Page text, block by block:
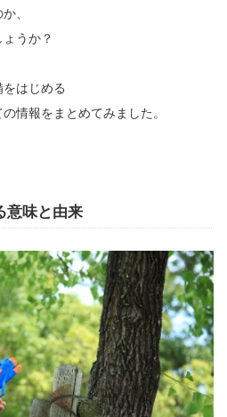
、
うか？
はじめる
情報をまとめてみました。
意味と由来